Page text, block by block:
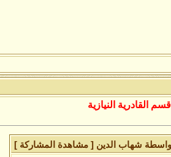
قسم القادرية النيازية
شهاب الدين [ مشاهدة المشاركة ]